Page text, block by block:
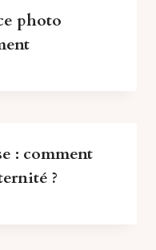
photo
: comment
?